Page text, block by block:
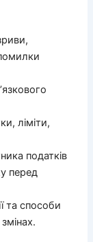
ліміти,
податків
перед
та способи